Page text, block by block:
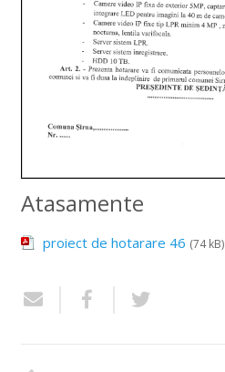
Atasamente
proiect de hotarare 46 (74 kB)